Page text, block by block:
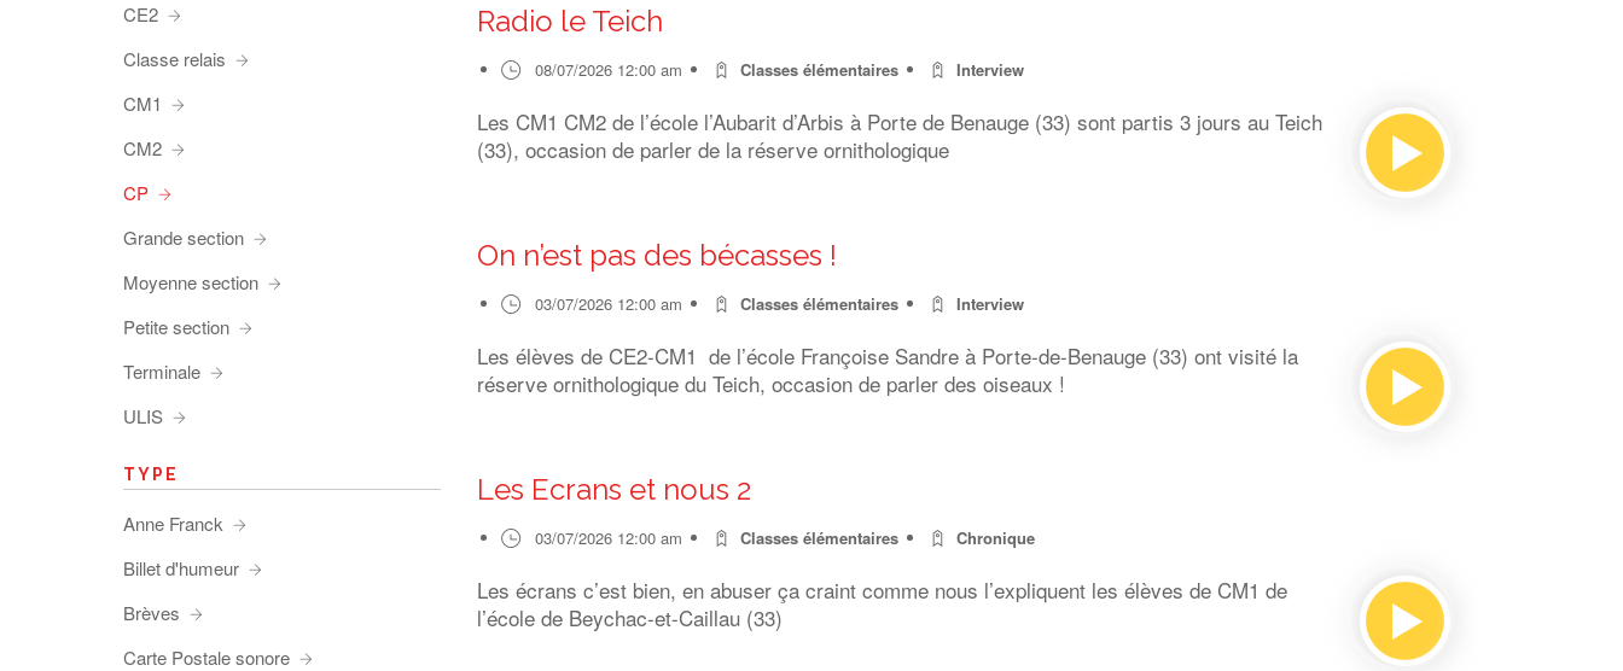
Radio le Teich
08/07/2026 12:00 am Classes élémentaires Interview
Les CM1 CM2 de l’école l’Aubarit d’Arbis à Porte de Benauge (33) sont partis 3 jours au Teich
(33), occasion de parler de la réserve ornithologique
On n’est pas des bécasses !
03/07/2026 12:00 am Classes élémentaires Interview
Les élèves de CE2-CM1 de l’école Françoise Sandre à Porte-de-Benauge (33) ont visité la
réserve ornithologique du Teich, occasion de parler des oiseaux !
Les Ecrans et nous 2
03/07/2026 12:00 am Classes élémentaires Chronique
Les écrans c’est bien, en abuser ça craint comme nous l’expliquent les élèves de CM1 de
l’école de Beychac-et-Caillau (33)
CE2
Classe relais
CM1
CM2
CP
Grande section
Moyenne section
Petite section
Terminale
ULIS
TYPE
Anne Franck
Billet d'humeur
Brèves
Carte Postale sonore